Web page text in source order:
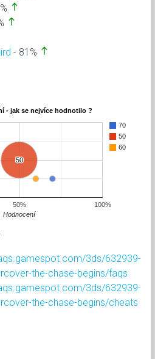
north
north
- 81% north
- jak se nejvíce hodnotilo ?
70
50
60
50
50
50% 100%
Hodnocení
3ds/632939-
the-chase-begins/faqs
3ds/632939-
the-chase-begins/cheats